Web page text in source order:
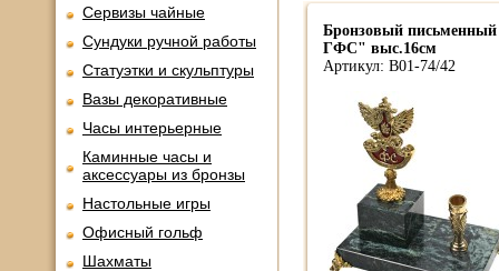
Сервизы чайные
Сундуки ручной работы
Статуэтки и скульптуры
Вазы декоративные
Часы интерьерные
Каминные часы и
аксессуары из бронзы
Настольные игры
Офисный гольф
Шахматы
Бронзовый
ГФС" выс.16см
Артикул: В01-74/42